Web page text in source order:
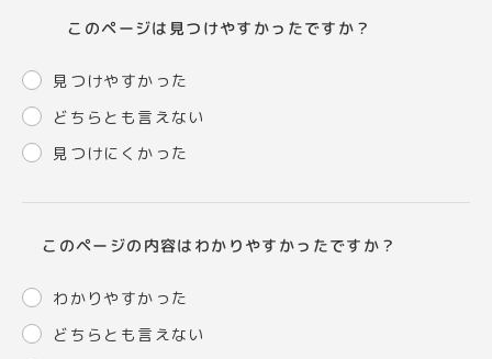
このページは見つけやすかったですか？
見つけやすかった
どちらとも言えない
見つけにくかった
このページの内容はわかりやすかったですか？
わかりやすかった
どちらとも言えない